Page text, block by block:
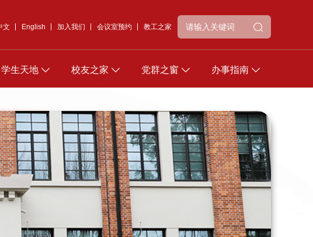
文 English 加入我们 会议室预约 教工之家
学生天地 校友之家 党群之窗 办事指南